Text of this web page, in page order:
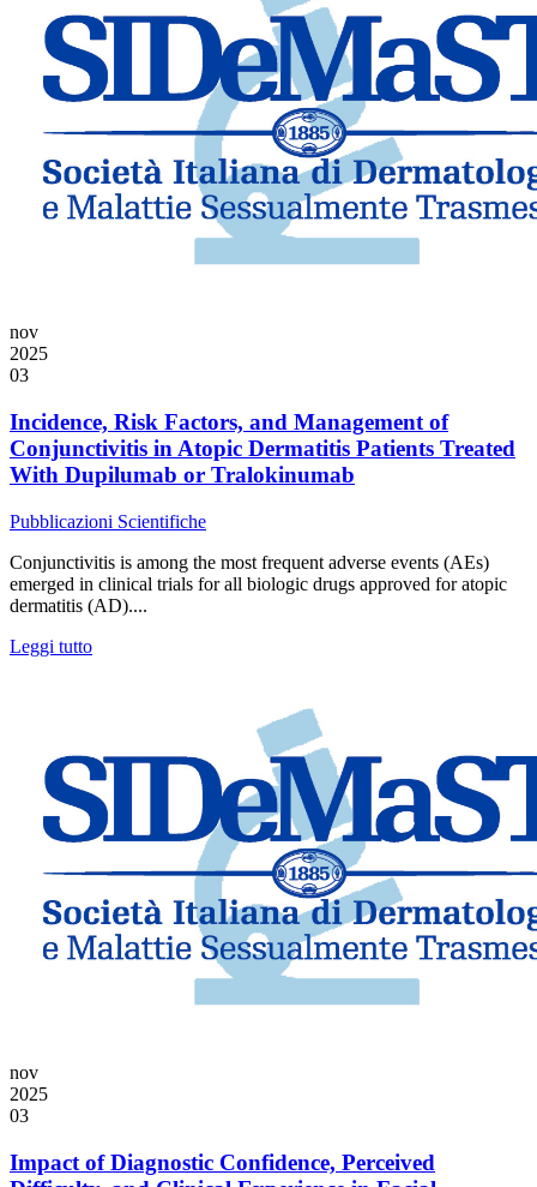
nov
2025
03
Incidence, Risk Factors, and Management of
Conjunctivitis in Atopic Dermatitis Patients Treated
With Dupilumab or Tralokinumab
Pubblicazioni Scientifiche
Conjunctivitis is among the most frequent adverse events (AEs)
emerged in clinical trials for all biologic drugs approved for atopic
dermatitis (AD)....
Leggi tutto
nov
2025
03
Impact of Diagnostic Confidence, Perceived